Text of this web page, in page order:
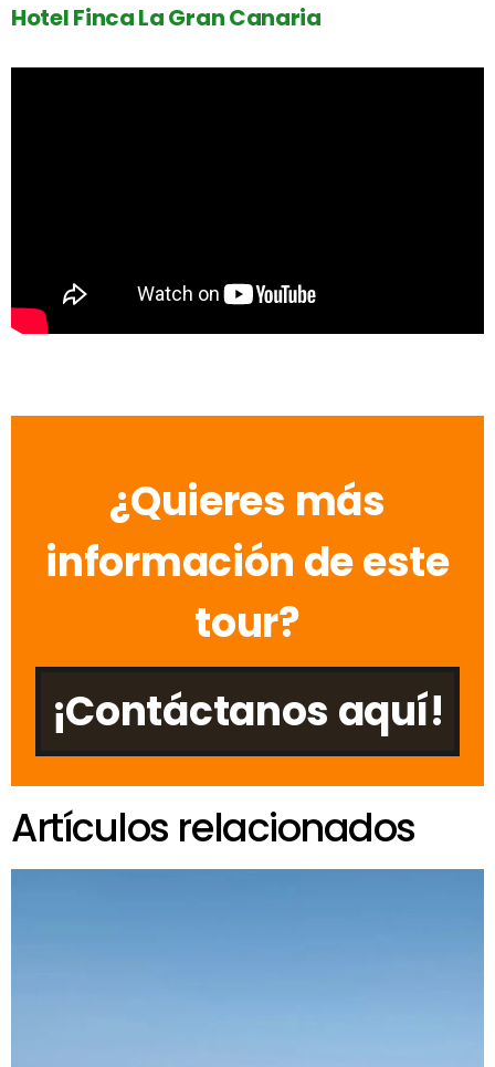
Hotel Finca La Gran Canaria
¿Quieres más
información de este
tour?
¡Contáctanos aquí!
Artículos relacionados